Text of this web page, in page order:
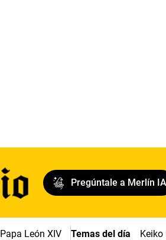
Pregúntale a Merlín IA
Papa León XIV Temas del día Keiko